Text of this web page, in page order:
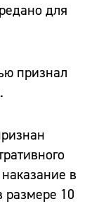
для
признал
в
размере 10